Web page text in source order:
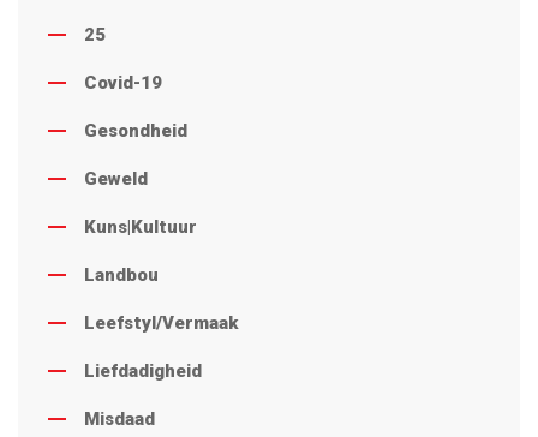
25
Covid-19
Gesondheid
Geweld
Kuns|Kultuur
Landbou
Leefstyl/Vermaak
Liefdadigheid
Misdaad